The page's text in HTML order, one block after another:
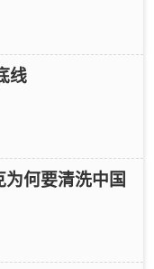
线
何要清洗中国